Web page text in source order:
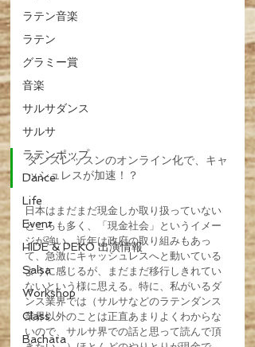
ラテン音楽
ラテン
グラミー賞
音楽
サルサダンス
サルサ
ラテンポップ
Dance
Life
Event
HIDE & PEKO 出演情報
Salsa
Workshop
Class
Bachata
ダンスレッスンのオンライン化で、キャ
ッシュレスが加速！？
日本はまだまだ現金しか取り扱っていない
ところも多く、「現金社会」というイメー
ジが強い。近年は政府の取り組みもあっ
て、急激にキャッシュレスへと動いている
ように感じるが、まだまだ移行しきれてい
ないという様に思える。特に、私がいるダ
ンス業界では（サルサなどのラテンダンス
業界以外のことは正直あまりよくわからな
いので、サルサ界での話と思って読んで頂